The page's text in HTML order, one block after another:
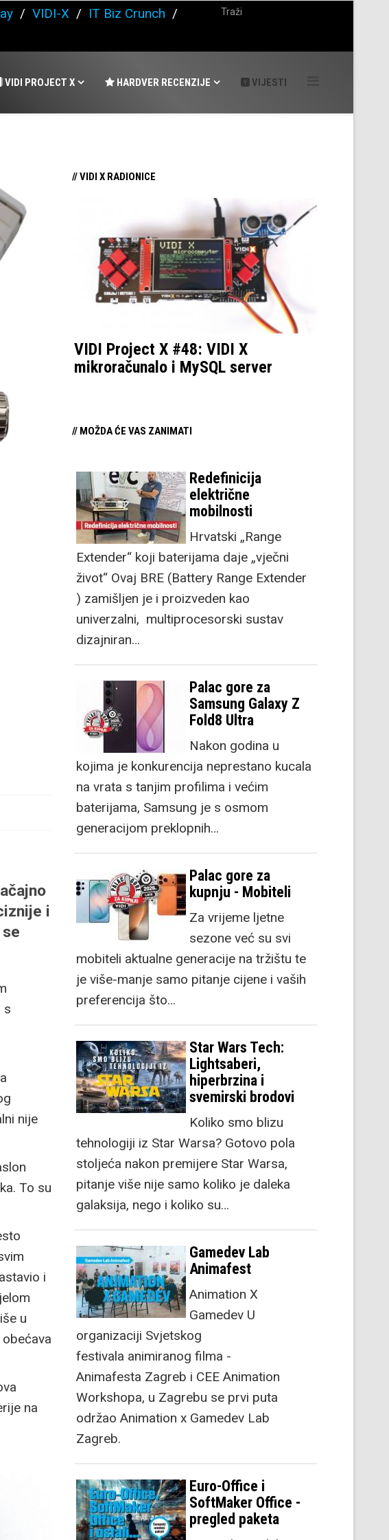
/ VIDI-X / IT Biz Crunch /
VIDI PROJECT X HARDVER RECENZIJE VIJESTI
i
s
nije
To su
i
u
na
// VIDI X RADIONICE
VIDI Project X #48: VIDI X
mikroračunalo i MySQL server
// MOŽDA ĆE VAS ZANIMATI
Redefinicija
električne
mobilnosti
Hrvatski „Range
Extender“ koji baterijama daje „vječni
život“ Ovaj BRE (Battery Range Extender
) zamišljen je i proizveden kao
univerzalni, multiprocesorski sustav
dizajniran…
Palac gore za
Samsung Galaxy Z
Fold8 Ultra
Nakon godina u
kojima je konkurencija neprestano kucala
na vrata s tanjim profilima i većim
baterijama, Samsung je s osmom
generacijom preklopnih…
Palac gore za
kupnju - Mobiteli
Za vrijeme ljetne
sezone već su svi
mobiteli aktualne generacije na tržištu te
je više-manje samo pitanje cijene i vaših
preferencija što…
Star Wars Tech:
Lightsaberi,
hiperbrzina i
svemirski brodovi
Koliko smo blizu
tehnologiji iz Star Warsa? Gotovo pola
stoljeća nakon premijere Star Warsa,
pitanje više nije samo koliko je daleka
galaksija, nego i koliko su…
Gamedev Lab
Animafest
Animation X
Gamedev U
organizaciji Svjetskog
festivala animiranog filma -
Animafesta Zagreb i CEE Animation
Workshopa, u Zagrebu se prvi puta
održao Animation x Gamedev Lab
Zagreb.
Euro-Office i
SoftMaker Office -
pregled paketa